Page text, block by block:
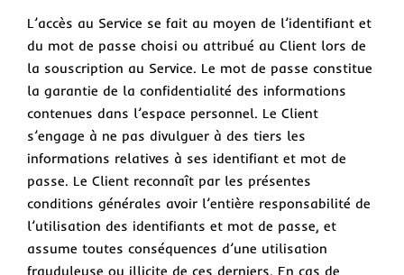
L’accès au Service se fait au moyen de l’identifiant et
du mot de passe choisi ou attribué au Client lors de
la souscription au Service. Le mot de passe constitue
la garantie de la confidentialité des informations
contenues dans l’espace personnel. Le Client
s’engage à ne pas divulguer à des tiers les
informations relatives à ses identifiant et mot de
passe. Le Client reconnaît par les présentes
conditions générales avoir l’entière responsabilité de
l’utilisation des identifiants et mot de passe, et
assume toutes conséquences d’une utilisation
frauduleuse ou illicite de ces derniers. En cas de